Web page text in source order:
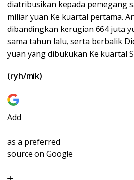
diatribusikan kepada pemegang
miliar yuan Ke kuartal pertama.
dibandingkan kerugian 664 juta
sama tahun lalu, serta berbalik
yuan yang dibukukan Ke kuartal
(ryh/mik)
Add
as a preferred
source on Google